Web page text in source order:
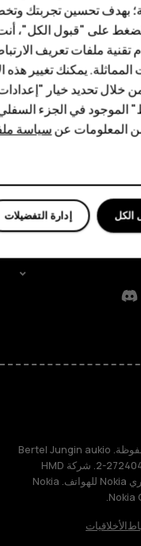
Discord
TM و © 2026 HMD Global. جميع الحقوق محفوظة. Bertel Jungin aukio
9, 02600 Espoo, Finland. مُعرِّف الشركة: 2724044-2. شركة HMD
Global Oy حاصلة على ترخيص من الاسم التجاري Nokia للهواتف. Nokia
الأخلاقيات
بهدف تحسين تجربتك
على "قبول الكل"،
تقنية ملفات تعريف
المماثلة. يمكنك تغيير
خلال تحديد خيار
الموجود في الجزء
المعلومات عنسياسة
إدارة التفضيلات الكل